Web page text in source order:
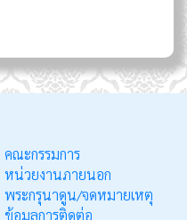
คณะกรรมการ
หน่วยงานภายนอก
พระกรุนาดูน/จดหมายเหตุ
ข้อมูลการติดต่อ